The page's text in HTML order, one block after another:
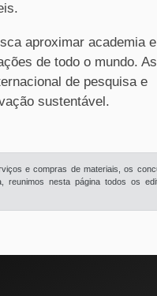
aproximar academia
de todo o mundo. As
de pesquisa e
sustentável.
e compras de materiais, os
reunimos nesta página todos os